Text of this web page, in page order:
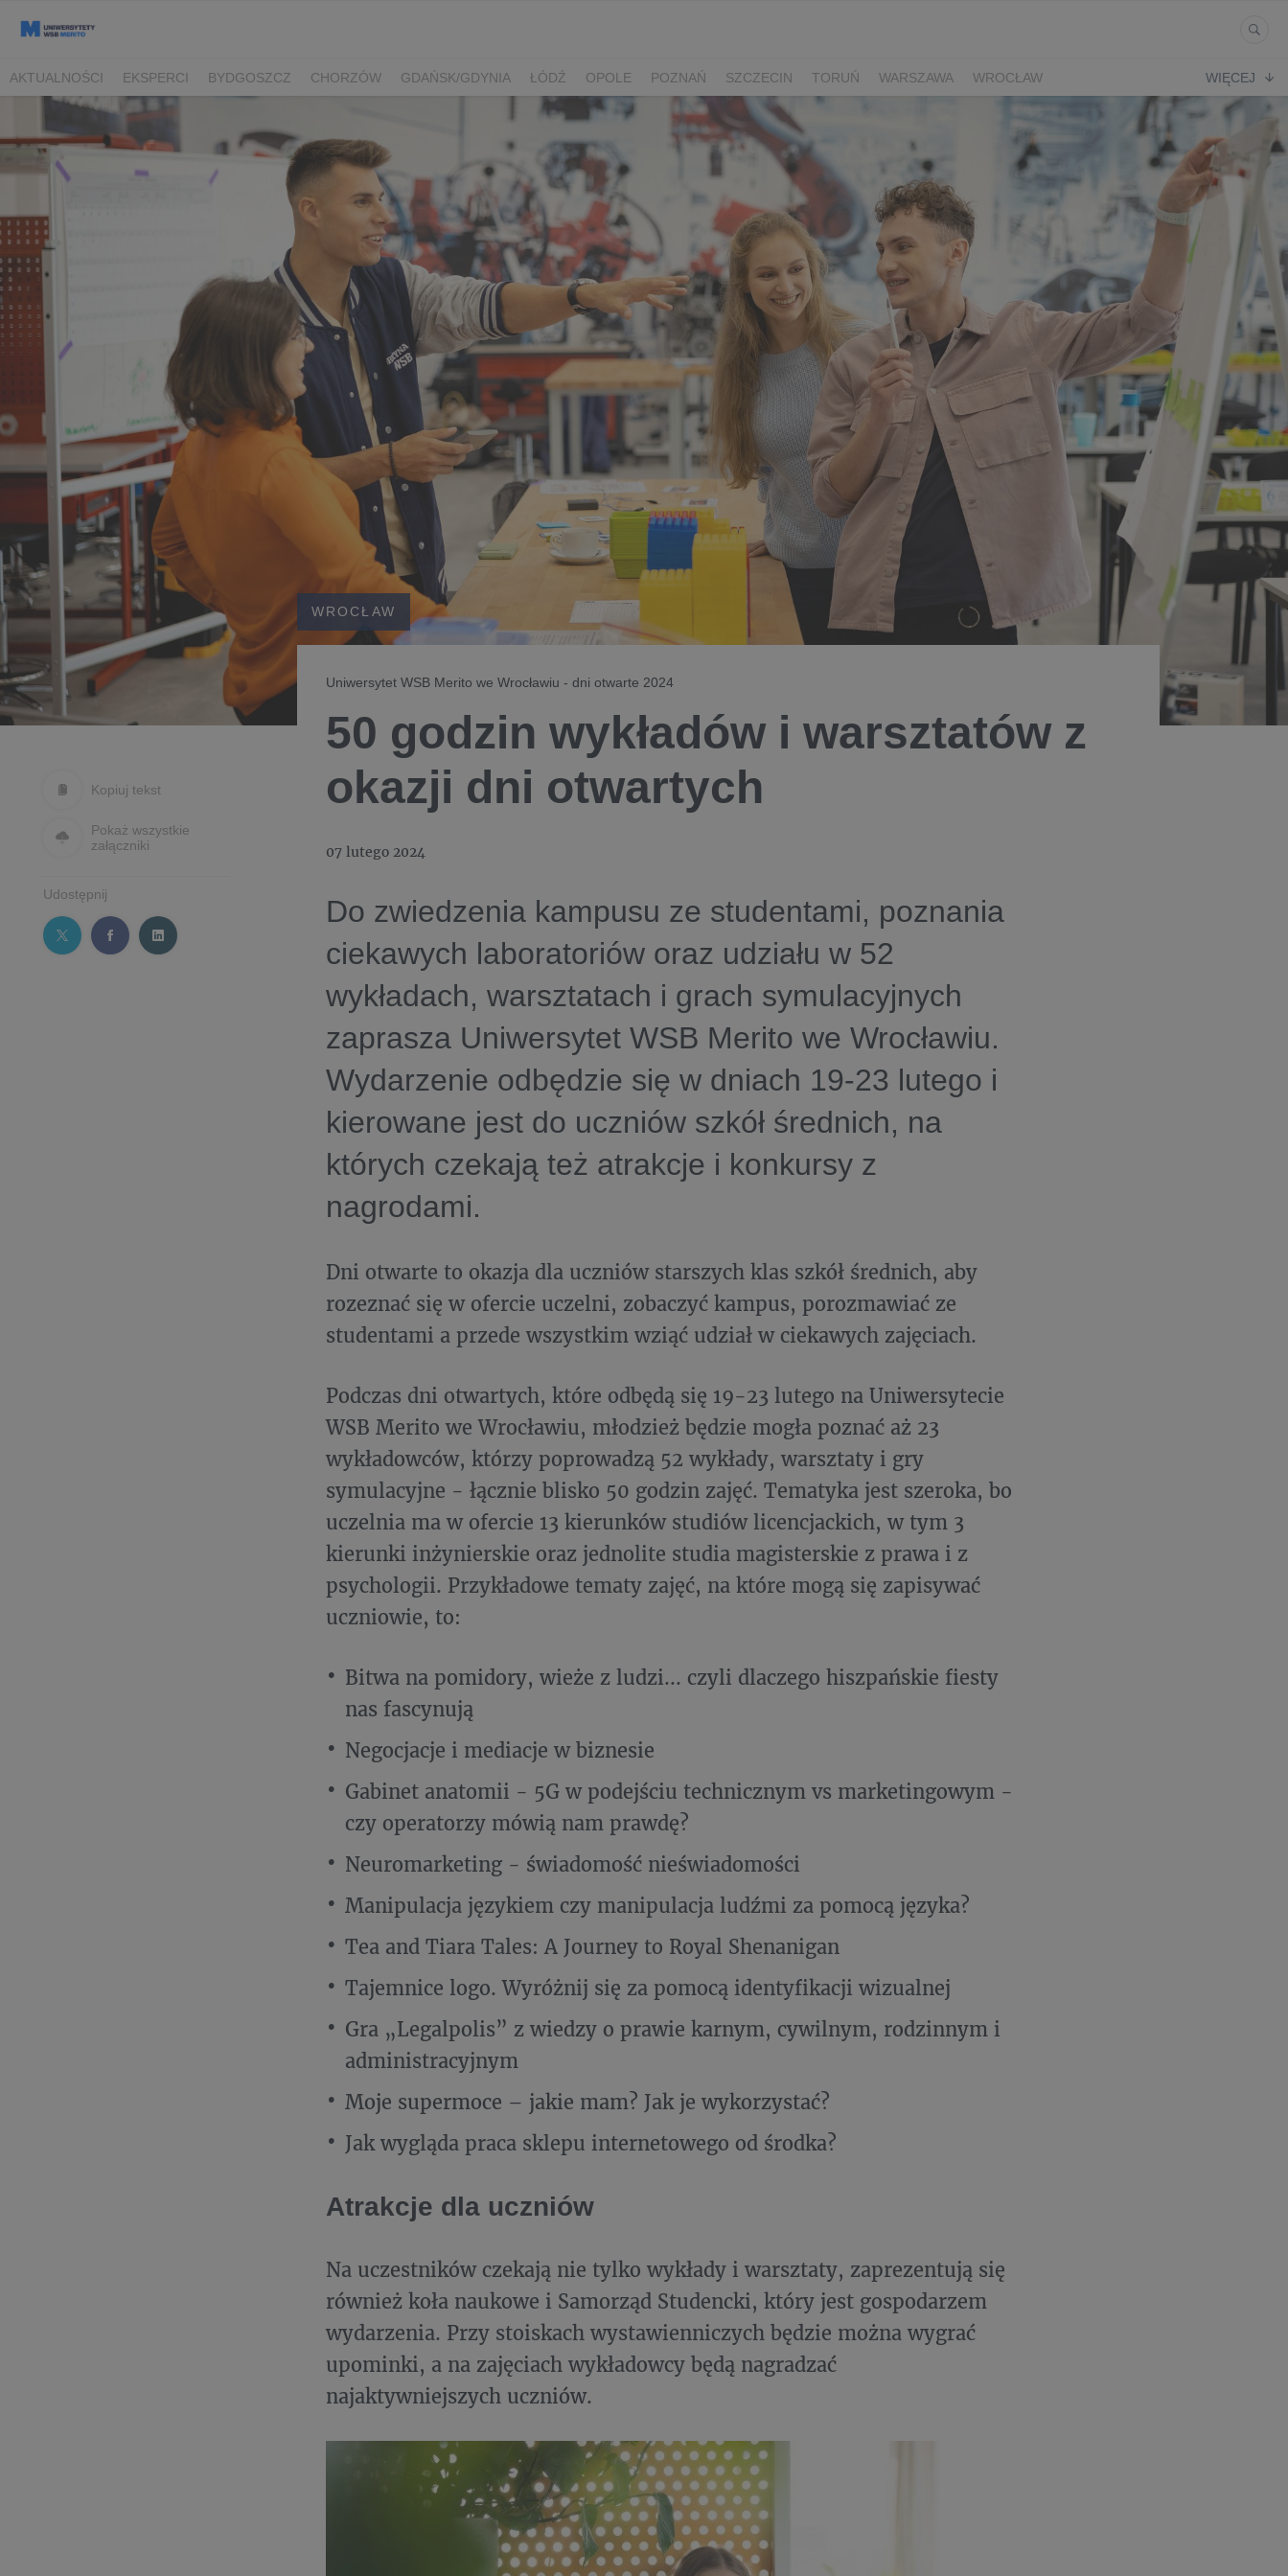
AKTUALNOŚCI EKSPERCI BYDGOSZCZ CHORZÓW GDAŃSK/GDYNIA ŁÓDŹ OPOLE POZNAŃ SZCZECIN TORUŃ WARSZAWA
WROCŁAW
TORUŃ/BYDGOSZCZ
WIĘCEJ
Kopiuj tekst
Pokaż wszystkie
załączniki
Udostępnij
WROCŁAW
Uniwersytet WSB Merito we Wrocławiu - dni otwarte 2024
50 godzin wykładów i warsztatów z
okazji dni otwartych
07 lutego 2024
Do zwiedzenia kampusu ze studentami, poznania
ciekawych laboratoriów oraz udziału w 52
wykładach, warsztatach i grach symulacyjnych
zaprasza Uniwersytet WSB Merito we Wrocławiu.
Wydarzenie odbędzie się w dniach 19-23 lutego i
kierowane jest do uczniów szkół średnich, na
których czekają też atrakcje i konkursy z
nagrodami.
Dni otwarte to okazja dla uczniów starszych klas szkół średnich, aby
rozeznać się w ofercie uczelni, zobaczyć kampus, porozmawiać ze
studentami a przede wszystkim wziąć udział w ciekawych zajęciach.
Podczas dni otwartych, które odbędą się 19-23 lutego na Uniwersytecie
WSB Merito we Wrocławiu, młodzież będzie mogła poznać aż 23
wykładowców, którzy poprowadzą 52 wykłady, warsztaty i gry
symulacyjne - łącznie blisko 50 godzin zajęć. Tematyka jest szeroka, bo
uczelnia ma w ofercie 13 kierunków studiów licencjackich, w tym 3
kierunki inżynierskie oraz jednolite studia magisterskie z prawa i z
psychologii. Przykładowe tematy zajęć, na które mogą się zapisywać
uczniowie, to:
Bitwa na pomidory, wieże z ludzi... czyli dlaczego hiszpańskie fiesty
nas fascynują
Negocjacje i mediacje w biznesie
Gabinet anatomii - 5G w podejściu technicznym vs marketingowym -
czy operatorzy mówią nam prawdę?
Neuromarketing - świadomość nieświadomości
Manipulacja językiem czy manipulacja ludźmi za pomocą języka?
Tea and Tiara Tales: A Journey to Royal Shenanigan
Tajemnice logo. Wyróżnij się za pomocą identyfikacji wizualnej
Gra „Legalpolis” z wiedzy o prawie karnym, cywilnym, rodzinnym i
administracyjnym
Moje supermoce – jakie mam? Jak je wykorzystać?
Jak wygląda praca sklepu internetowego od środka?
Atrakcje dla uczniów
Na uczestników czekają nie tylko wykłady i warsztaty, zaprezentują się
również koła naukowe i Samorząd Studencki, który jest gospodarzem
wydarzenia. Przy stoiskach wystawienniczych będzie można wygrać
upominki, a na zajęciach wykładowcy będą nagradzać
najaktywniejszych uczniów.